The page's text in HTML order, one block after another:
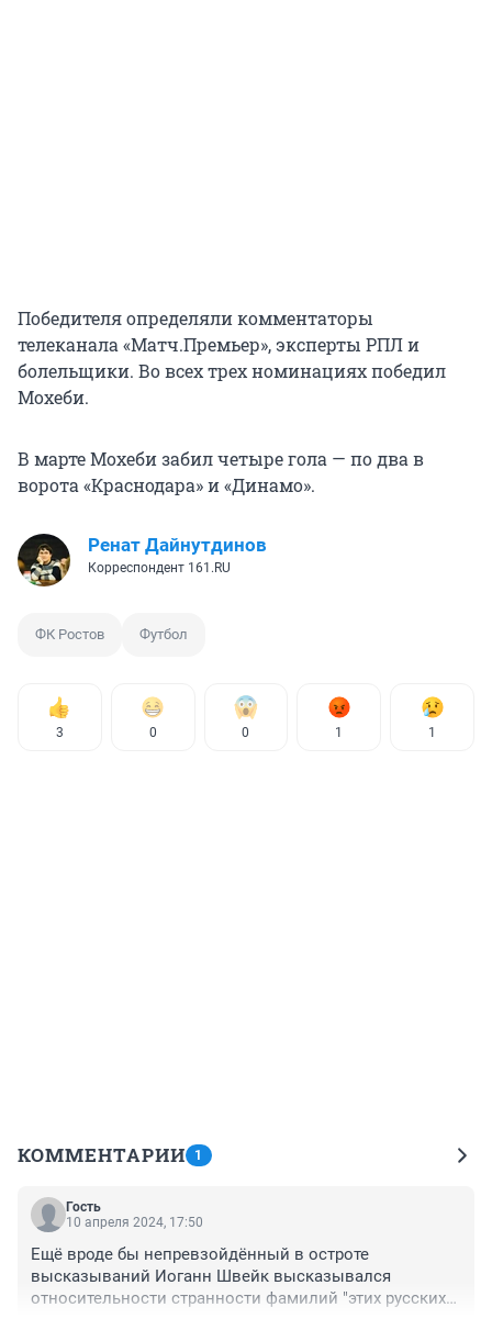
Победителя определяли комментаторы
телеканала «Матч.Премьер», эксперты РПЛ и
болельщики. Во всех трех номинациях победил
Мохеби.
В марте Мохеби забил четыре гола — по два в
ворота «Краснодара» и «Динамо».
Ренат Дайнутдинов
Корреспондент 161.RU
ФК Ростов Футбол
3 0 0 1 1
КОММЕНТАРИИ 1
Гость
10 апреля 2024, 17:50
Ещё вроде бы непревзойдённый в остроте
высказываний Иоганн Швейк высказывался
относительности странности фамилий "этих русских".